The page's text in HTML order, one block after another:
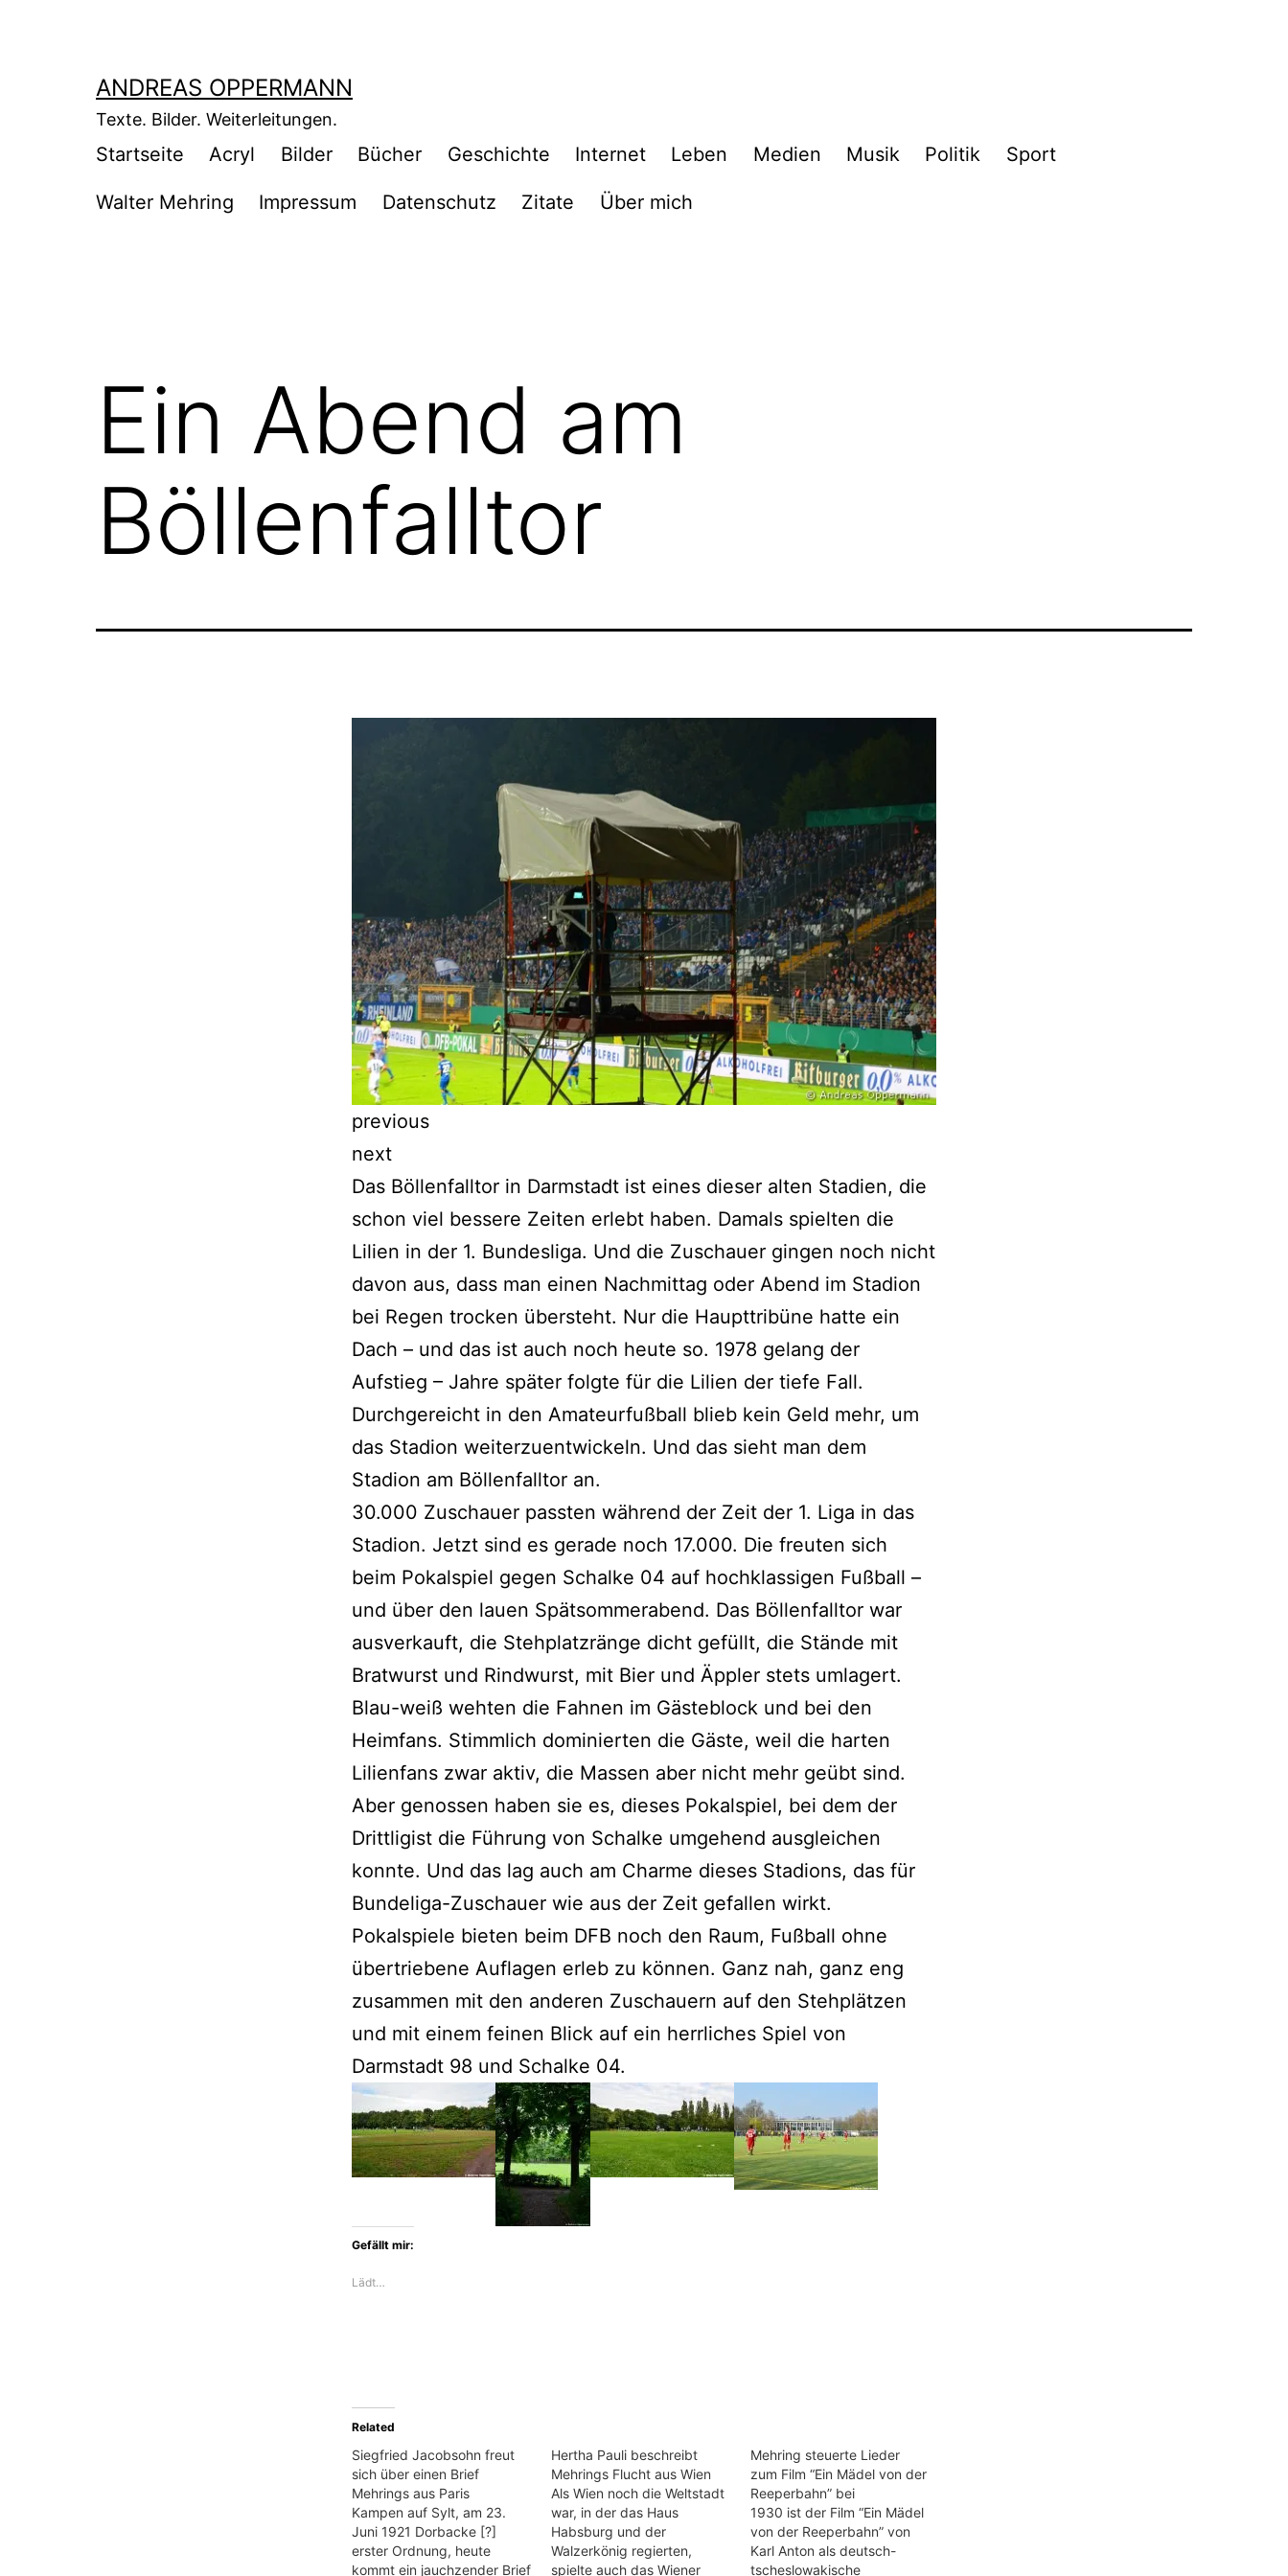
ANDREAS OPPERMANN
Texte. Bilder. Weiterleitungen.
Startseite Acryl Bilder Bücher Geschichte Internet Leben Medien Musik Politik Sport
Walter Mehring Impressum Datenschutz Zitate Über mich
Ein Abend am
Böllenfalltor
previous
next
Das Böllenfalltor in Darmstadt ist eines dieser alten Stadien, die
schon viel bessere Zeiten erlebt haben. Damals spielten die
Lilien in der 1. Bundesliga. Und die Zuschauer gingen noch nicht
davon aus, dass man einen Nachmittag oder Abend im Stadion
bei Regen trocken übersteht. Nur die Haupttribüne hatte ein
Dach – und das ist auch noch heute so. 1978 gelang der
Aufstieg – Jahre später folgte für die Lilien der tiefe Fall.
Durchgereicht in den Amateurfußball blieb kein Geld mehr, um
das Stadion weiterzuentwickeln. Und das sieht man dem
Stadion am Böllenfalltor an.
30.000 Zuschauer passten während der Zeit der 1. Liga in das
Stadion. Jetzt sind es gerade noch 17.000. Die freuten sich
beim Pokalspiel gegen Schalke 04 auf hochklassigen Fußball –
und über den lauen Spätsommerabend. Das Böllenfalltor war
ausverkauft, die Stehplatzränge dicht gefüllt, die Stände mit
Bratwurst und Rindwurst, mit Bier und Äppler stets umlagert.
Blau-weiß wehten die Fahnen im Gästeblock und bei den
Heimfans. Stimmlich dominierten die Gäste, weil die harten
Lilienfans zwar aktiv, die Massen aber nicht mehr geübt sind.
Aber genossen haben sie es, dieses Pokalspiel, bei dem der
Drittligist die Führung von Schalke umgehend ausgleichen
konnte. Und das lag auch am Charme dieses Stadions, das für
Bundeliga-Zuschauer wie aus der Zeit gefallen wirkt.
Pokalspiele bieten beim DFB noch den Raum, Fußball ohne
übertriebene Auflagen erleb zu können. Ganz nah, ganz eng
zusammen mit den anderen Zuschauern auf den Stehplätzen
und mit einem feinen Blick auf ein herrliches Spiel von
Darmstadt 98 und Schalke 04.
Gefällt mir:
Lädt…
Related
Siegfried Jacobsohn freut
sich über einen Brief
Mehrings aus Paris
Kampen auf Sylt, am 23.
Juni 1921 Dorbacke [?]
erster Ordnung, heute
kommt ein jauchzender Brief
Hertha Pauli beschreibt
Mehrings Flucht aus Wien
Als Wien noch die Weltstadt
war, in der das Haus
Habsburg und der
Walzerkönig regierten,
spielte auch das Wiener
Mehring steuerte Lieder
zum Film “Ein Mädel von der
Reeperbahn” bei
1930 ist der Film “Ein Mädel
von der Reeperbahn” von
Karl Anton als deutsch-
tscheslowakische